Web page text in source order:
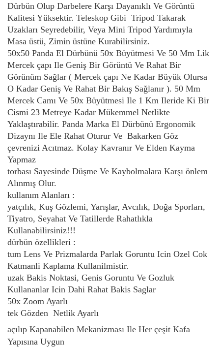
Dürbün Olup Darbelere Karşı Dayanıklı Ve Görüntü
Kalitesi Yüksektir. Teleskop Gibi Tripod Takarak
Uzakları Seyredebilir, Veya Mini Tripod Yardımıyla
Masa üstü, Zimin üstüne Kurabilirsiniz.
50x50 Panda El Dürbünü 50x Büyütmesi Ve 50 Mm Lik
Mercek çapı Ile Geniş Bir Görüntü Ve Rahat Bir
Görünüm Sağlar ( Mercek çapı Ne Kadar Büyük Olursa
O Kadar Geniş Ve Rahat Bir Bakış Sağlanır ). 50 Mm
Mercek Camı Ve 50x Büyütmesi Ile 1 Km Ileride Ki Bir
Cismi 23 Metreye Kadar Mükemmel Netlikte
Yaklaştırabilir. Panda Marka El Dürbünü Ergonomik
Dizaynı Ile Ele Rahat Oturur Ve Bakarken Göz
çevrenizi Acıtmaz. Kolay Kavranır Ve Elden Kayma
Yapmaz
torbası Sayesinde Düşme Ve Kaybolmalara Karşı önlem
Alınmış Olur.
kullanım Alanları :
yatçılık, Kuş Gözlemi, Yarışlar, Avcılık, Doğa Sporları,
Tiyatro, Seyahat Ve Tatillerde Rahatlıkla
Kullanabilirsiniz!!!
dürbün özellikleri :
tum Lens Ve Prizmalarda Parlak Goruntu Icin Ozel Cok
Katmanli Kaplama Kullanilmistir.
uzak Bakis Noktasi, Genis Goruntu Ve Gozluk
Kullananlar Icin Dahi Rahat Bakis Saglar
50x Zoom Ayarlı
tek Gözden Netlik Ayarlı
açılıp Kapanabilen Mekanizması Ile Her çeşit Kafa
Yapısına Uygun